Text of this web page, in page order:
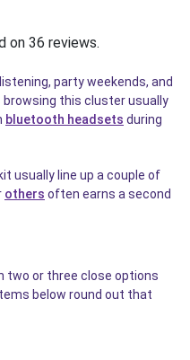
on 36 reviews.
party weekends, and
this cluster usually
bluetooth headsets during
usually line up a couple of
others often earns a second
two or three close options
below round out that